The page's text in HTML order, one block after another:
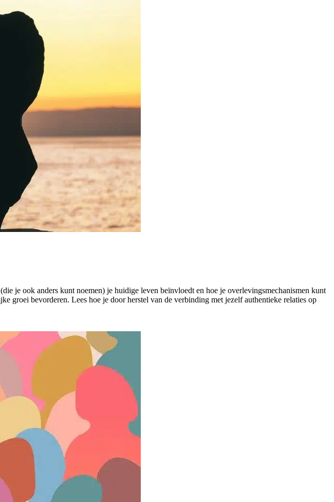
je ook anders kunt noemen) je huidige leven beïnvloedt en hoe je overlevingsmechanismen kunt
groei bevorderen. Lees hoe je door herstel van de verbinding met jezelf authentieke relaties op